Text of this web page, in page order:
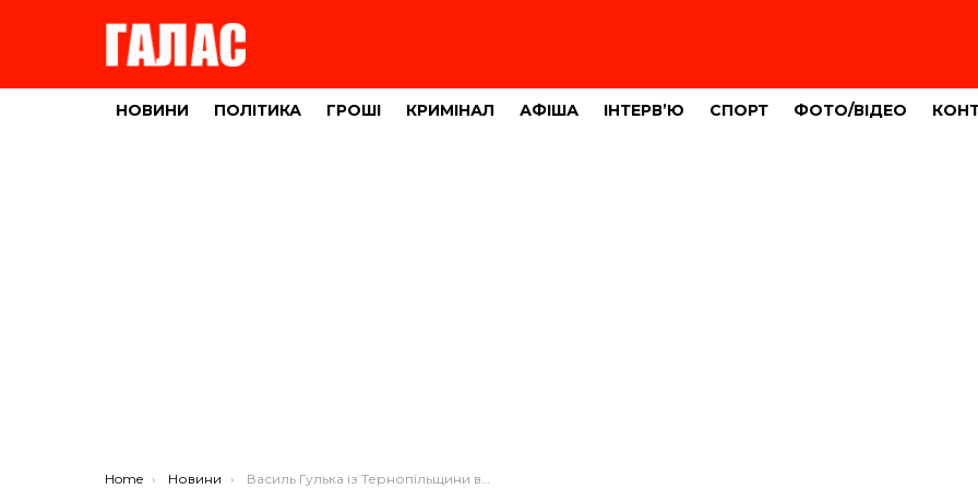
НОВИНИ ПОЛІТИКА ГРОШІ КРИМІНАЛ АФІША ІНТЕРВ’Ю СПОРТ ФОТО/ВІДЕО
You are here:
Home Новини Василь Гулька із Тернопільщини вже близько двох років у полоні